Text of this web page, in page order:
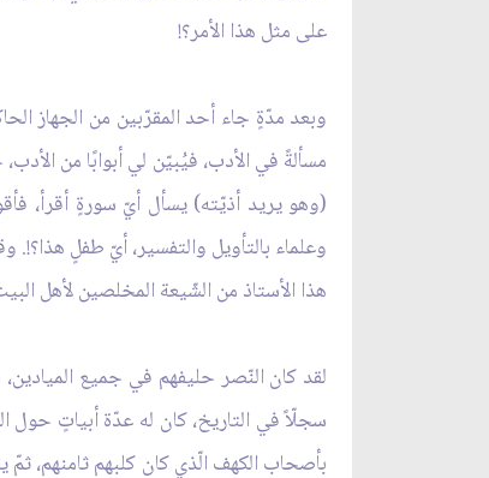
على مثل هذا الأمر؟!
وبعد مدّةٍ جاء أحد المقرّبين من الجهاز
مسألةً في الأدب، فيُبيّن لي أبوابًا من
(وهو يريد أذيّته) يسأل أيّ سورةٍ أقرأ،
هذا الأستاذ من الشّيعة المخلصين لأهل
لقد كان النّصر حليفهم في جميع
سجلّاً في التاريخ، كان له عدّة أبياتٍ حول
بأصحاب الكهف الّذي كان كلبهم ثامنهم،